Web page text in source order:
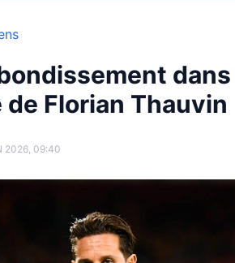
dans
Florian Thauvin
2026, 09:40